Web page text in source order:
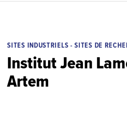
SITES INDUSTRIELS - SITES DE
Institut Jean
Artem